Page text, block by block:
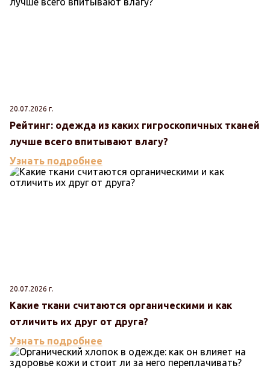
20.07.2026 г.
Рейтинг: одежда из каких гигроскопичных тканей
лучше всего впитывают влагу?
Узнать подробнее
20.07.2026 г.
Какие ткани считаются органическими и как
отличить их друг от друга?
Узнать подробнее